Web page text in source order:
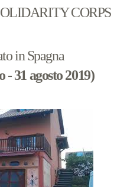
CORPS
in Spagna
- 31 agosto 2019)